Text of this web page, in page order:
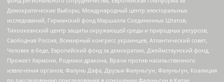
Демократические Выборы, Международный центр электоральных
исследований, Германский фонд Маршалла Соединенных Штатов,
Тихоокеанский центр защиты окружающей среды и природных ресурсов,
Свободная Россия, Всемирный конгресс украинцев, Атлантический совет,
Человек в беде, Европейский фонд за демократию, Джеймстаунский фонд,
Прожект Хармони, Родники дракона, Врачи против насильственного
извлечения органов, Фалунь Дафа, Друзья Фалуньгун, Фалуньгун, Коалиция
по расследованию преследования в отношении Фалуньгун в Китае,